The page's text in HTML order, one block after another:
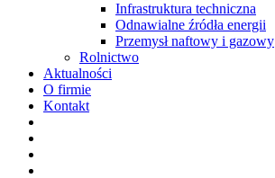
Infrastruktura techniczna
Odnawialne źródła energii
Przemysł naftowy i gazowy
Rolnictwo
Aktualności
O firmie
Kontakt